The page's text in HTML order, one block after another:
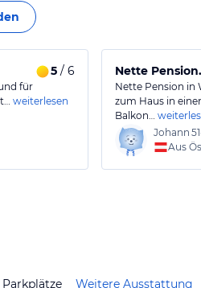
5 / 6
für
weiterlesen
Nette
Nette Pension in
zum Haus in
Balkon…
Johann
Aus
Weitere Ausstattung